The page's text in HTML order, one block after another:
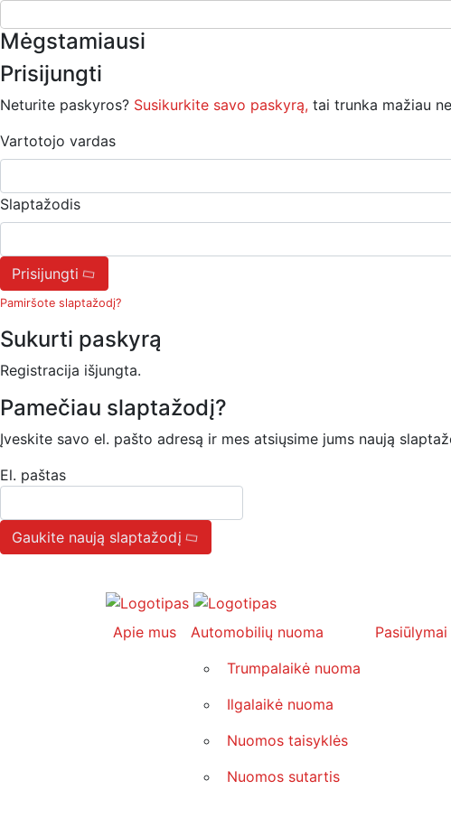
Mėgstamiausi
Prisijungti
Neturite paskyros? Susikurkite savo paskyrą, tai trunka mažiau
Vartotojo vardas
Slaptažodis
Prisijungti
Pamiršote slaptažodį?
Sukurti paskyrą
Registracija išjungta.
Pamečiau slaptažodį?
Įveskite savo el. pašto adresą ir mes atsiųsime jums naują
El. paštas
Gaukite naują slaptažodį
Apie mus
Automobilių nuoma
Trumpalaikė nuoma
Ilgalaikė nuoma
Nuomos taisyklės
Nuomos sutartis
Pasiūlymai